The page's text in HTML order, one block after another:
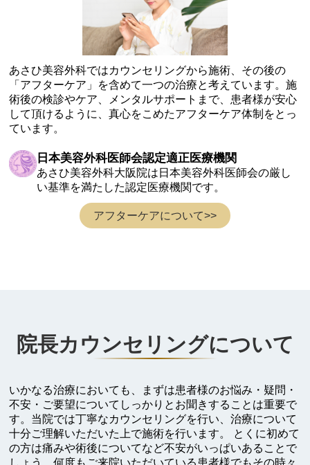
あさひ美容外科ではカウンセリングから施術、その後の
「アフターケア」を含めて一つの治療と考えています。施
術後の検診やケア、メンタルサポートまで、患者様が安心
して頂けるように、真心をこめたアフターケア体制をとっ
ています。
日本美容外科医師会認定適正医療機関
あさひ美容外科大阪院は日本美容外科医師会の厳し
い基準を満たした認定医療機関です。
アフターケアについて>>
院長カウンセリングについて
いかなる治療においても、まずは患者様のお悩み・疑問・
不安・ご要望についてしっかりとお聞きすることは重要で
す。当院では丁寧なカウンセリングを行い、治療について
十分ご理解いただいた上で施術を行います。 とくに初めて
の方は痛みや術後についてなど不安がいっぱいあることで
しょう。何度もご来院いただいている患者様でもその時々